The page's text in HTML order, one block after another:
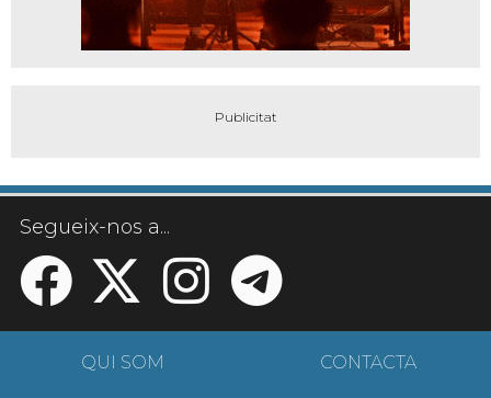
Segueix-nos a...
QUI SOM CONTACTA